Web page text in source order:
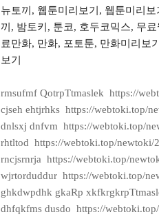
뉴토끼, 웹툰미리보기, 웹툰미리
끼, 밤토키, 툰코, 호두코믹스, 무
료만화, 만화, 포토툰, 만화미리보
보기
rmsufmf QotrpTtmaslek https://
cjseh ehtjrhks https://webtoki.top/
dnlsxj dnfvm https://webtoki.top/
rhtltod https://webtoki.top/newtoki/
rncjsrnrja https://webtoki.top/
wjrtorduddur https://webtoki.top/
ghkdwpdhk gkaRp
dhfqkfms dusdo https://